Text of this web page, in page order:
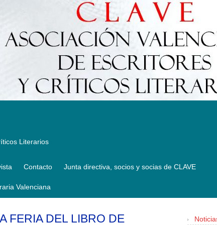
Literarios
Contacto Junta directiva, socios y socias de CLAVE
Valenciana
FERIA DEL LIBRO DE